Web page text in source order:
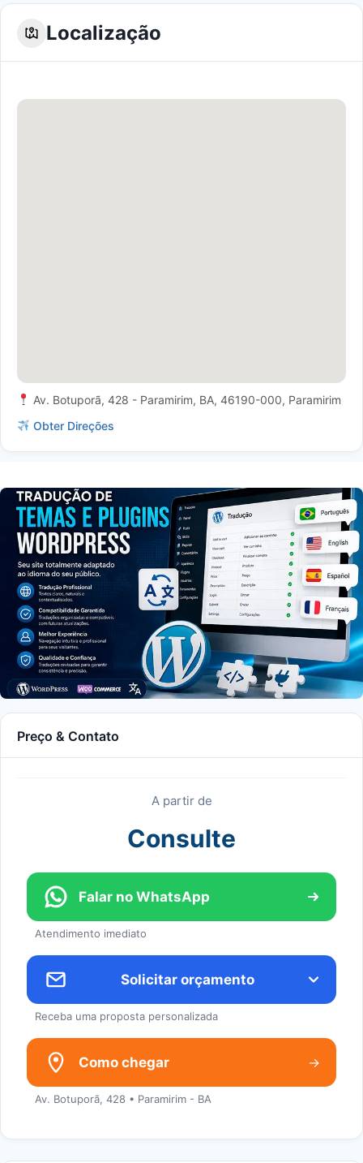
Localização
Av. Botuporã, 428 - Paramirim, BA, 46190-000, Paramirim
Obter Direções
Preço & Contato
A partir de
Consulte
Falar no WhatsApp
Atendimento imediato
Solicitar orçamento
Receba uma proposta personalizada
Como chegar →
Av. Botuporã, 428 • Paramirim - BA